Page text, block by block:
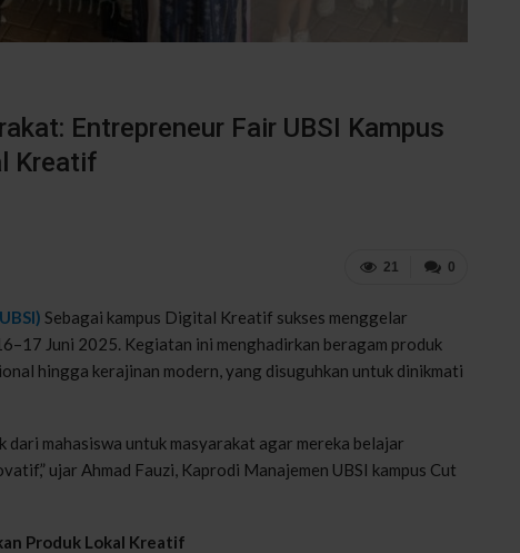
Entrepreneur Fair UBSI Kampus
Kreatif
0
21
Sebagai kampus Digital Kreatif sukses menggelar
Juni 2025. Kegiatan ini menghadirkan beragam produk
hingga kerajinan modern, yang disuguhkan untuk dinikmati
mahasiswa untuk masyarakat agar mereka belajar
ujar Ahmad Fauzi, Kaprodi Manajemen UBSI kampus Cut
Produk Lokal Kreatif